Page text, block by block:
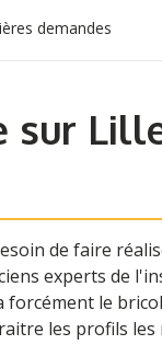
demandes
sur
de faire
experts de
forcément le
les profils